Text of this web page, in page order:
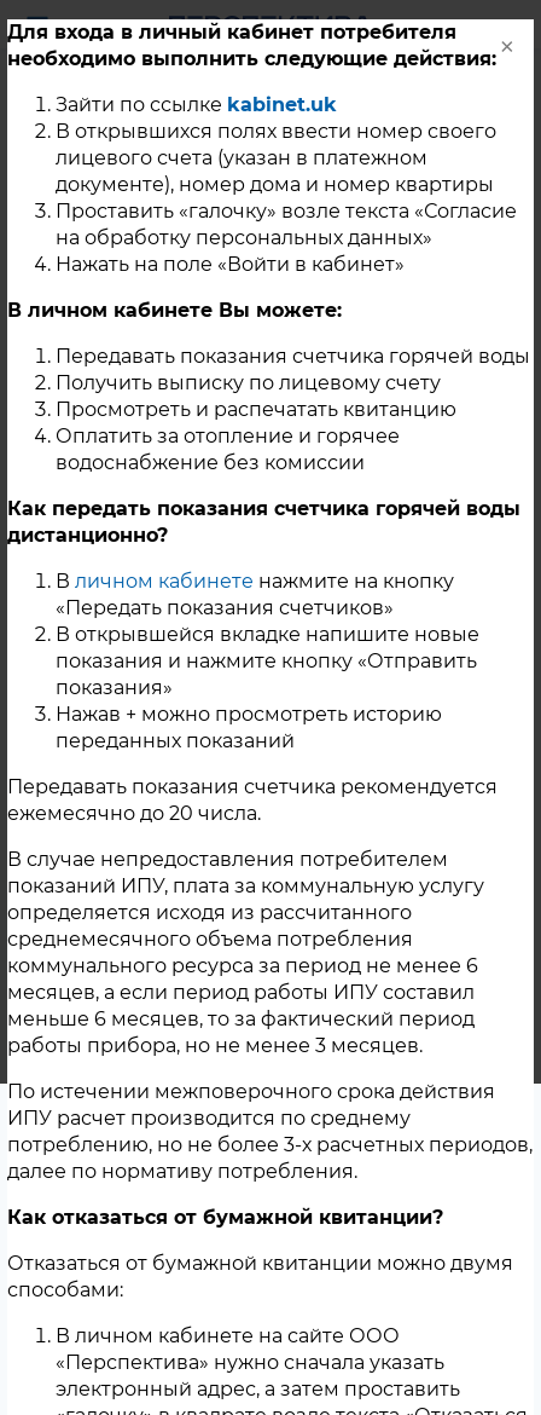
Для входа в личный кабинет потребителя
необходимо выполнить следующие действия:
Зайти по ссылке kabinet.uk
В открывшихся полях ввести номер своего
лицевого счета (указан в платежном
документе), номер дома и номер квартиры
Проставить «галочку» возле текста «Согласие
на обработку персональных данных»
Нажать на поле «Войти в кабинет»
В личном кабинете Вы можете:
Передавать показания счетчика горячей воды
Получить выписку по лицевому счету
Просмотреть и распечатать квитанцию
Оплатить за отопление и горячее
водоснабжение без комиссии
Как передать показания счетчика горячей воды
дистанционно?
В личном кабинете нажмите на кнопку
«Передать показания счетчиков»
В открывшейся вкладке напишите новые
показания и нажмите кнопку «Отправить
показания»
Нажав + можно просмотреть историю
переданных показаний
Передавать показания счетчика рекомендуется
ежемесячно до 20 числа.
В случае непредоставления потребителем
показаний ИПУ, плата за коммунальную услугу
определяется исходя из рассчитанного
среднемесячного объема потребления
коммунального ресурса за период не менее 6
месяцев, а если период работы ИПУ составил
меньше 6 месяцев, то за фактический период
работы прибора, но не менее 3 месяцев.
По истечении межповерочного срока действия
ИПУ расчет производится по среднему
потреблению, но не более 3-х расчетных периодов,
далее по нормативу потребления.
Как отказаться от бумажной квитанции?
Отказаться от бумажной квитанции можно двумя
способами:
В личном кабинете на сайте ООО
«Перспектива» нужно сначала указать
электронный адрес, а затем проставить
×
Уважаемые жители с.
Миасское
Красноармейского
района!
30 Июня 2023
«Перспектива» по ул. Урожайная, 7 в с. Миасское к работе в
отопительном периоде 2023-2024гг., с 04.07.2023г. ООО
«Перспектива» планируется проведение гидравлических
испытаний магистральных и квартальных участков тепловой
сети на плотность и прочность, в связи с чем, горячее
Контактная информация